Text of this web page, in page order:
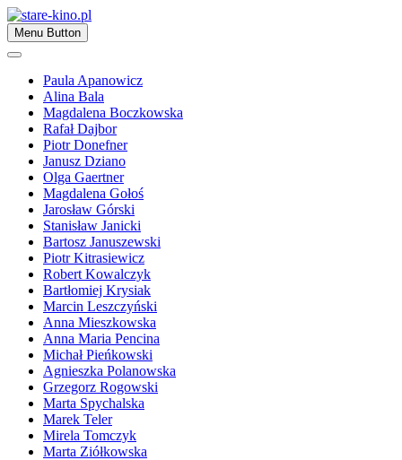
Skip
to
content
stare-kino.pl
Zapraszamy
Menu Button
Paula Apanowicz
Alina Bala
Magdalena Boczkowska
Rafał Dajbor
Piotr Donefner
Janusz Dziano
Olga Gaertner
Magdalena Gołoś
Jarosław Górski
Stanisław Janicki
Bartosz Januszewski
Piotr Kitrasiewicz
Robert Kowalczyk
Bartłomiej Krysiak
Marcin Leszczyński
Anna Mieszkowska
Anna Maria Pencina
Michał Pieńkowski
Agnieszka Polanowska
Grzegorz Rogowski
Marta Spychalska
Marek Teler
Mirela Tomczyk
Marta Ziółkowska